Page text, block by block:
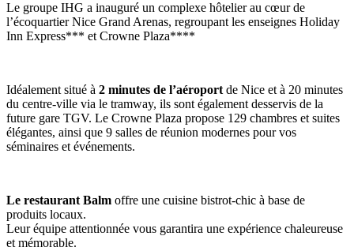
Le groupe IHG a inauguré un complexe hôtelier au cœur de
l’écoquartier Nice Grand Arenas, regroupant les enseignes Holiday
Inn Express*** et Crowne Plaza****
Idéalement situé à 2 minutes de l’aéroport de Nice et à 20 minutes
du centre-ville via le tramway, ils sont également desservis de la
future gare TGV. Le Crowne Plaza propose 129 chambres et suites
élégantes, ainsi que 9 salles de réunion modernes pour vos
séminaires et événements.
Le restaurant Balm offre une cuisine bistrot-chic à base de
produits locaux.
Leur équipe attentionnée vous garantira une expérience chaleureuse
et mémorable.